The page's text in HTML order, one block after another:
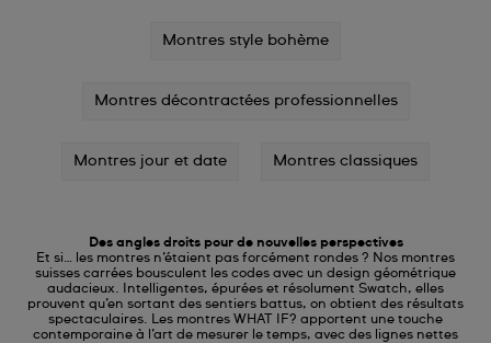
Montres style bohème
Montres décontractées professionnelles
Montres jour et date Montres classiques
Des angles droits pour de nouvelles perspectives
Et si… les montres n’étaient pas forcément rondes ? Nos montres
suisses carrées bousculent les codes avec un design géométrique
audacieux. Intelligentes, épurées et résolument Swatch, elles
prouvent qu’en sortant des sentiers battus, on obtient des résultats
spectaculaires. Les montres WHAT IF? apportent une touche
contemporaine à l’art de mesurer le temps, avec des lignes nettes